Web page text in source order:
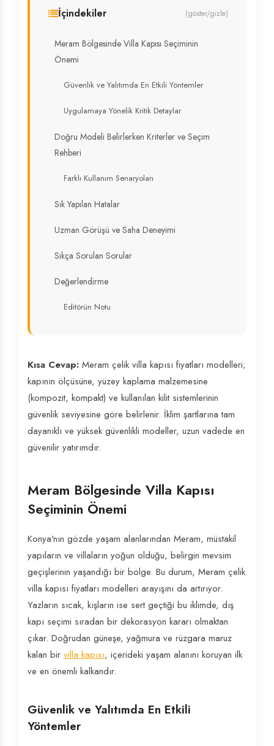
İçindekiler (göster/gizle)
Meram Bölgesinde Villa Kapısı Seçiminin
Önemi
Güvenlik ve Yalıtımda En Etkili Yöntemler
Uygulamaya Yönelik Kritik Detaylar
Doğru Modeli Belirlerken Kriterler ve Seçim
Rehberi
Farklı Kullanım Senaryoları
Sık Yapılan Hatalar
Uzman Görüşü ve Saha Deneyimi
Sıkça Sorulan Sorular
Değerlendirme
Editörün Notu
Kısa Cevap: Meram çelik villa kapısı fiyatları modelleri;
kapının ölçüsüne, yüzey kaplama malzemesine
(kompozit, kompakt) ve kullanılan kilit sistemlerinin
güvenlik seviyesine göre belirlenir. İklim şartlarına tam
dayanıklı ve yüksek güvenlikli modeller, uzun vadede en
güvenilir yatırımdır.
Meram Bölgesinde Villa Kapısı
Seçiminin Önemi
Konya'nın gözde yaşam alanlarından Meram, müstakil
yapıların ve villaların yoğun olduğu, belirgin mevsim
geçişlerinin yaşandığı bir bölge. Bu durum, Meram çelik
villa kapısı fiyatları modelleri arayışını da artırıyor.
Yazların sıcak, kışların ise sert geçtiği bu iklimde, dış
kapı seçimi sıradan bir dekorasyon kararı olmaktan
çıkar. Doğrudan güneşe, yağmura ve rüzgara maruz
kalan bir villa kapısı, içerideki yaşam alanını koruyan ilk
ve en önemli kalkandır.
Güvenlik ve Yalıtımda En Etkili
Yöntemler